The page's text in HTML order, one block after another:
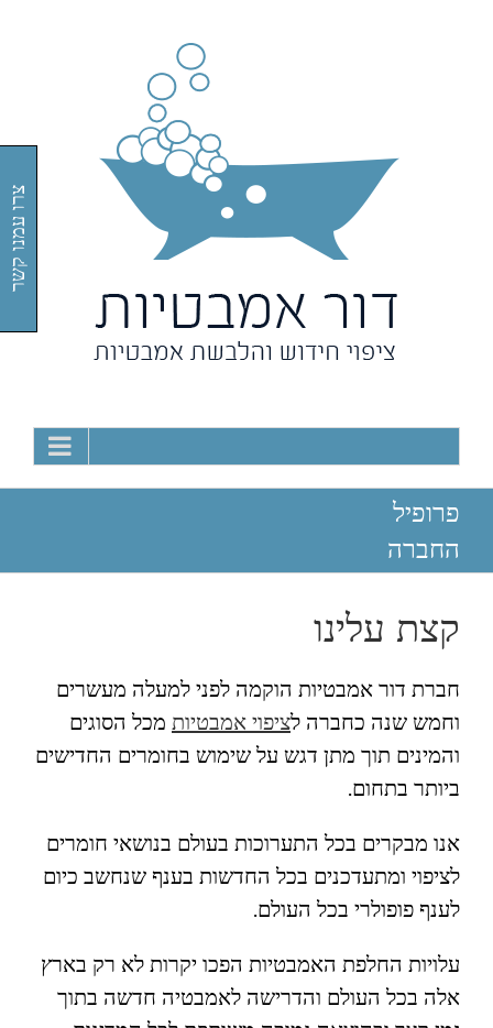
פרופיל
החברה
קצת עלינו
חברת דור אמבטיות הוקמה לפני למעלה מעשרים
וחמש שנה כחברה לציפוי אמבטיות מכל הסוגים
והמינים תוך מתן דגש על שימוש בחומרים החדישים
ביותר בתחום.
אנו מבקרים בכל התערוכות בעולם בנושאי חומרים
לציפוי ומתעדכנים בכל החדשות בענף שנחשב כיום
לענף פופולרי בכל העולם.
עלויות החלפת האמבטיות הפכו יקרות לא רק בארץ
אלה בכל העולם והדרישה לאמבטיה חדשה בתוך
צרו עמנו קשר